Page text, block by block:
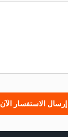
إرسال الاستفسار الآن